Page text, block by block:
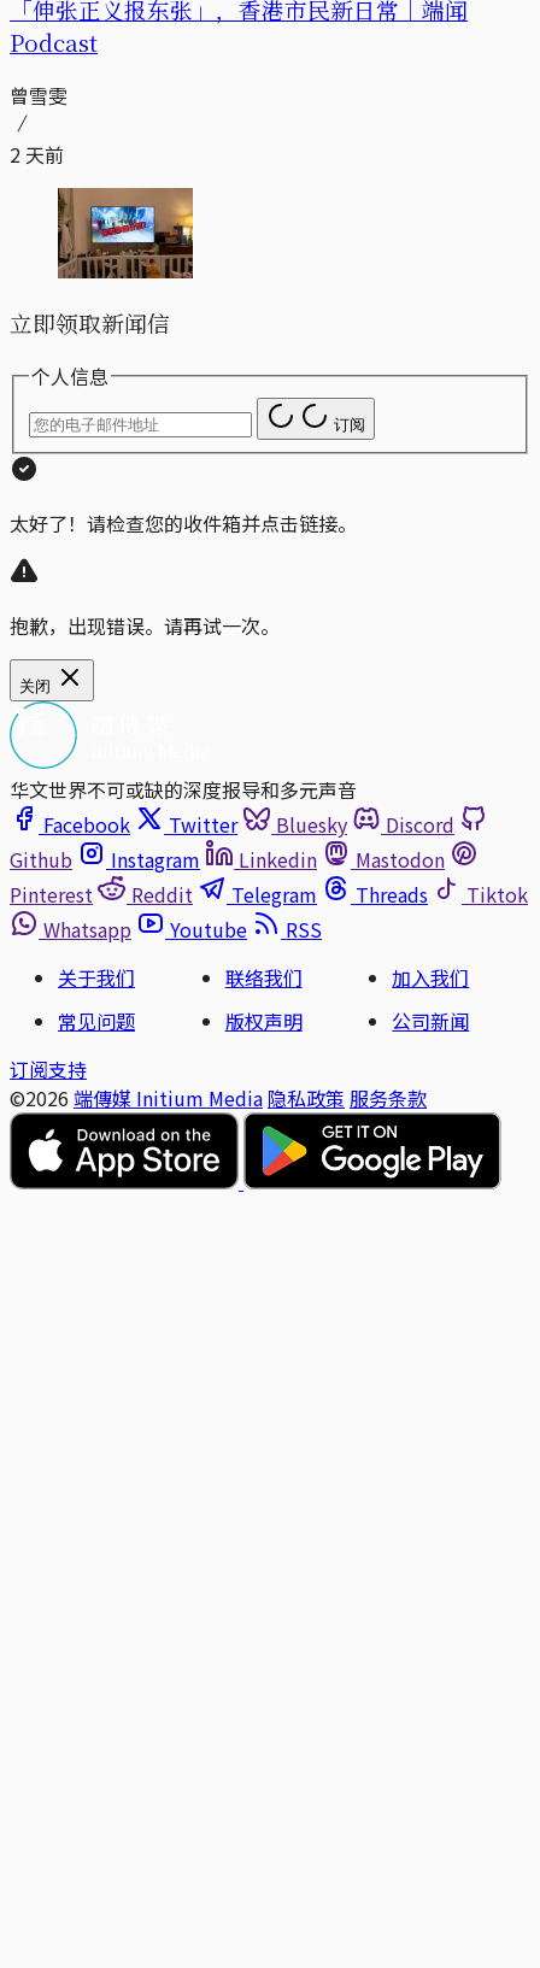
「伸张正义报东张」，香港市民新日常｜端闻
Podcast
曾雪雯
2 天前
立即领取新闻信
个人信息
订阅
太好了！请检查您的收件箱并点击链接。
抱歉，出现错误。请再试一次。
关闭
华文世界不可或缺的深度报导和多元声音
Facebook
Twitter Bluesky
Discord
Github
Instagram Linkedin
Mastodon
Pinterest
Reddit Telegram Threads
Tiktok
Whatsapp
Youtube
RSS
关于我们
联络我们
加入我们
常见问题
版权声明
公司新闻
订阅支持
©2026 端傳媒 Initium Media 隐私政策 服务条款